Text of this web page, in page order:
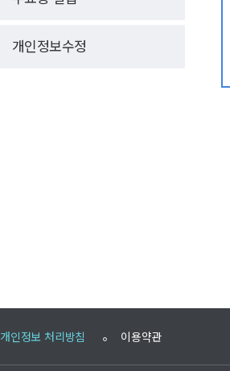
개인정보수정
개인정보 처리방침 이용약관